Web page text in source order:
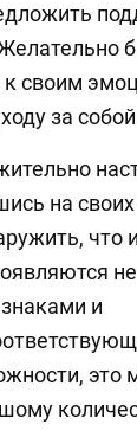
своим
за
на
что
и
это